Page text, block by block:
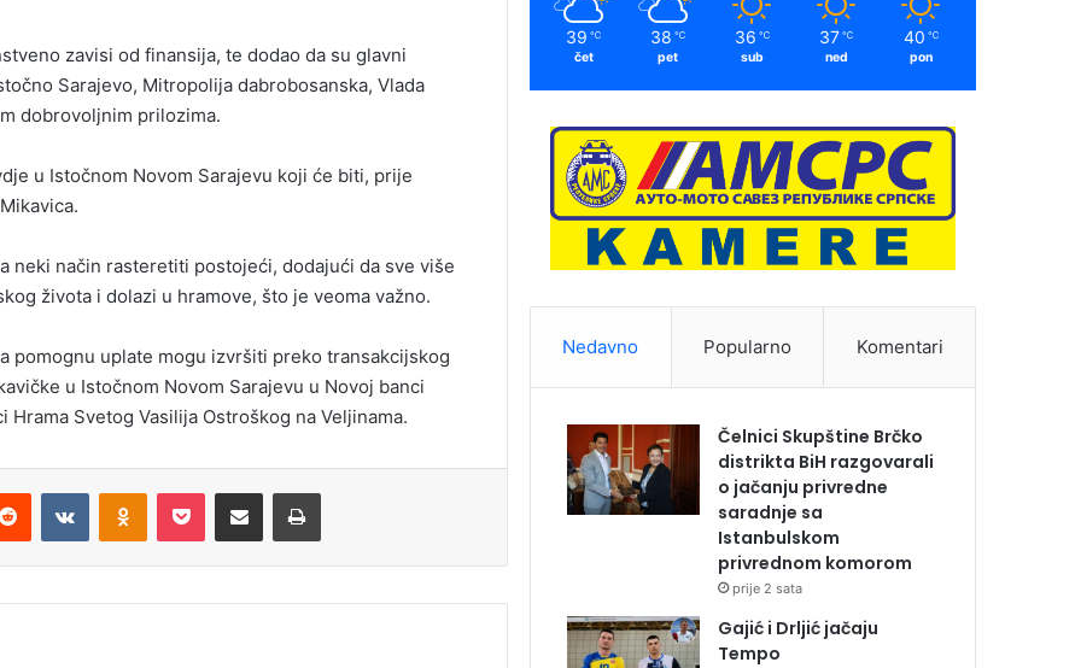
zavisi od finansija, te dodao da su glavni
Sarajevo, Mitropolija dabrobosanska, Vlada
dobrovoljnim prilozima.
u Istočnom Novom Sarajevu koji će biti, prije
neki način rasteretiti postojeći, dodajući da sve više
života i dolazi u hramove, što je veoma važno.
pomognu uplate mogu izvršiti preko transakcijskog
u Istočnom Novom Sarajevu u Novoj banci
Svetog Vasilija Ostroškog na Veljinama.
39 ℃
čet
38 ℃
pet
36 ℃
sub
37 ℃
ned
40 ℃
pon
Nedavno Popularno Komentari
Čelnici Skupštine Brčko
distrikta BiH razgovarali
o jačanju privredne
saradnje sa
Istanbulskom
privrednom komorom
prije 2 sata
Gajić i Drljić jačaju
Tempo